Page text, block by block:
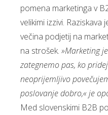
pomena marketinga v
velikimi izzivi.
večina podjetij na
na strošek. »Marketing
zategnemo pas, ko
neoprijemljivo
poslovanje dobro,« je
Med slovenskimi B2B